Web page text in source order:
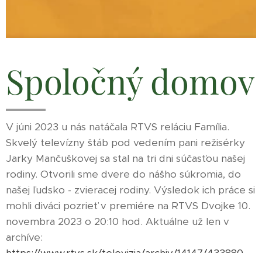
Spoločný domov
V júni 2023 u nás natáčala RTVS reláciu Família.
Skvelý televízny štáb pod vedením pani režisérky
Jarky Mančuškovej sa stal na tri dni súčasťou našej
rodiny. Otvorili sme dvere do nášho súkromia, do
našej ľudsko - zvieracej rodiny. Výsledok ich práce si
mohli diváci pozrieť v premiére na RTVS Dvojke 10.
novembra 2023 o 20:10 hod. Aktuálne už len v
archíve: